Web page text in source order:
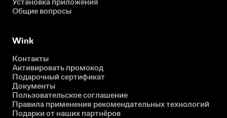
Установка приложения
Общие вопросы
Wink
Контакты
Активировать промокод
Подарочный сертификат
Документы
Пользовательское соглашение
Правила применения рекомендательных технологий
Подарки от наших партнёров